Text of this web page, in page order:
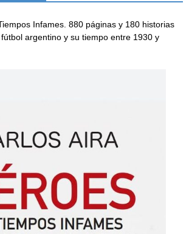
Infames. 880 páginas y 180 historias
argentino y su tiempo entre 1930 y